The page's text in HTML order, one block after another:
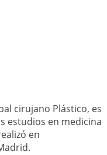
cirujano Plástico, es
estudios en medicina
en